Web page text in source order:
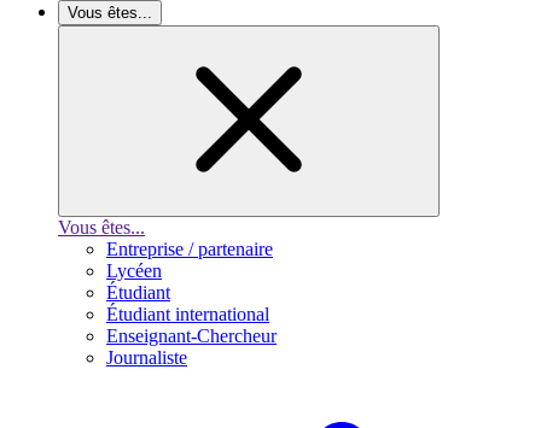
Vous êtes...
Vous êtes...
Entreprise / partenaire
Lycéen
Étudiant
Étudiant international
Enseignant-Chercheur
Journaliste